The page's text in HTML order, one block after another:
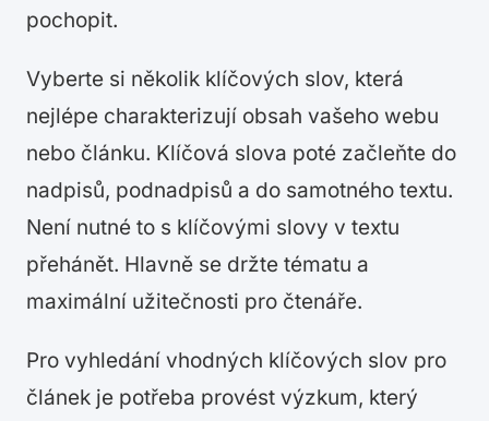
pochopit.
Vyberte si několik klíčových slov, která
nejlépe charakterizují obsah vašeho webu
nebo článku. Klíčová slova poté začleňte do
nadpisů, podnadpisů a do samotného textu.
Není nutné to s klíčovými slovy v textu
přehánět. Hlavně se držte tématu a
maximální užitečnosti pro čtenáře.
Pro vyhledání vhodných klíčových slov pro
článek je potřeba provést výzkum, který